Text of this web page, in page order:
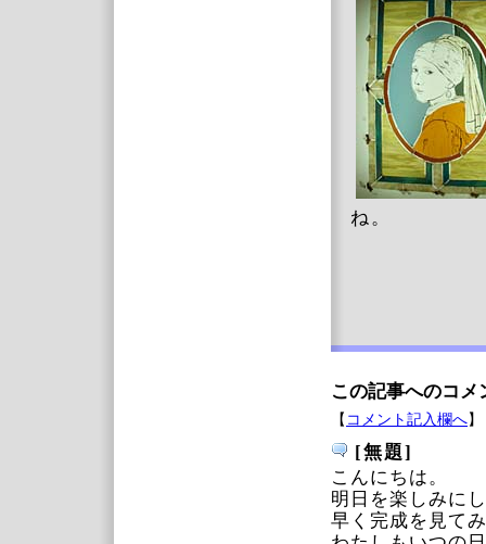
ね。
この記事へのコメ
【 コメント記入欄へ】
[無題]
こんにちは。
明日を楽しみに
早く完成を見て